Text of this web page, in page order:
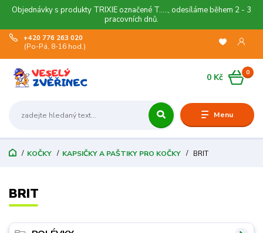
Objednávky s produkty TRIXIE označené T....., odesíláme během 2 - 3
pracovních dnů.
Menu
+420 776 263 020
(Po-Pá, 8-16 hod.)
0
0 Kč
KOČKY KAPSIČKY A PAŠTIKY PRO KOČKY BRIT
BRIT